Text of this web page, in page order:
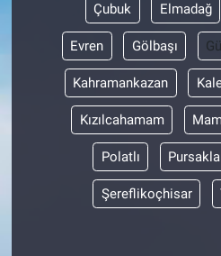
Çubuk Elmadağ
Evren Gölbaşı
Kahramankazan
Kızılcahamam
Polatlı
Şereflikoçhisar